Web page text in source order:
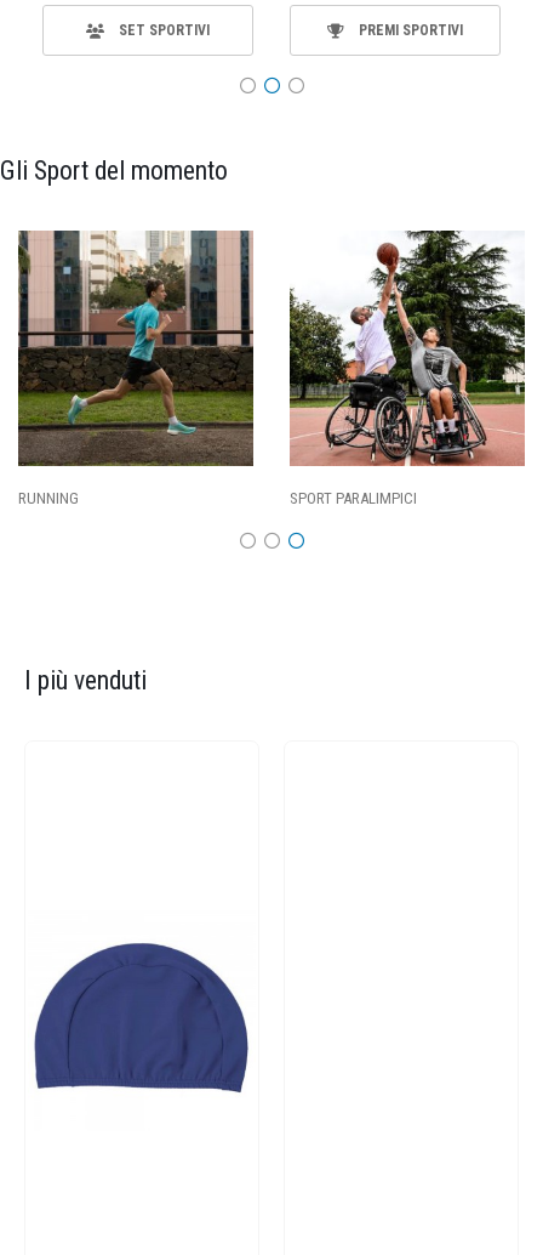
SET SPORTIVI PREMI SPORTIVI
Gli Sport del momento
CALCIO
I più venduti